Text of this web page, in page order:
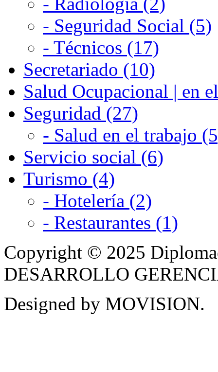
- Seguridad Social (5)
- Técnicos (17)
Secretariado (10)
Salud Ocupacional | en
Seguridad (27)
- Salud en el trabajo
Servicio social (6)
Turismo (4)
- Hotelería (2)
- Restaurantes (1)
Copyright © 2025
DESARROLLO
Designed by MOVISION.